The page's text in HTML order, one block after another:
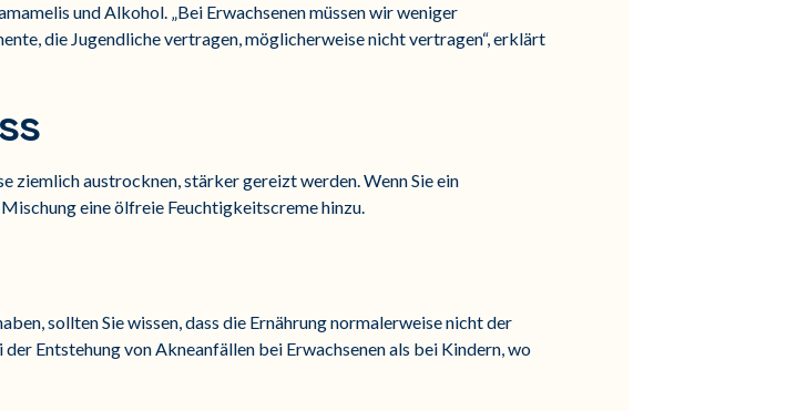
und Alkohol. „Bei Erwachsenen müssen wir weniger
die Jugendliche vertragen, möglicherweise nicht vertragen“, erklärt
austrocknen, stärker gereizt werden. Wenn Sie ein
eine ölfreie Feuchtigkeitscreme hinzu.
sollten Sie wissen, dass die Ernährung normalerweise nicht der
Entstehung von Akneanfällen bei Erwachsenen als bei Kindern, wo